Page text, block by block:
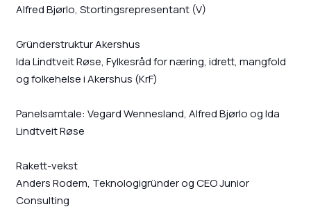
Alfred Bjørlo, Stortingsrepresentant (V)
Gründerstruktur Akershus
Ida Lindtveit Røse, Fylkesråd for næring, idrett, mangfold
og folkehelse i Akershus (KrF)
Panelsamtale: Vegard Wennesland, Alfred Bjørlo og Ida
Lindtveit Røse
Rakett-vekst
Anders Rodem, Teknologigründer og CEO Junior
Consulting